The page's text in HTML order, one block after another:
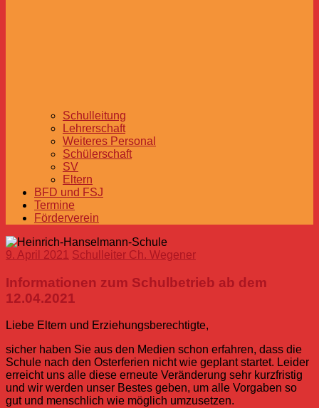
Schulleitung
Lehrerschaft
Weiteres Personal
Schülerschaft
SV
Eltern
BFD und FSJ
Termine
Förderverein
9. April 2021 Schulleiter Ch. Wegener
Informationen zum Schulbetrieb ab dem
12.04.2021
Liebe Eltern und Erziehungsberechtigte,
sicher haben Sie aus den Medien schon erfahren, dass die
Schule nach den Osterferien nicht wie geplant startet. Leider
erreicht uns alle diese erneute Veränderung sehr kurzfristig
und wir werden unser Bestes geben, um alle Vorgaben so
gut und menschlich wie möglich umzusetzen.